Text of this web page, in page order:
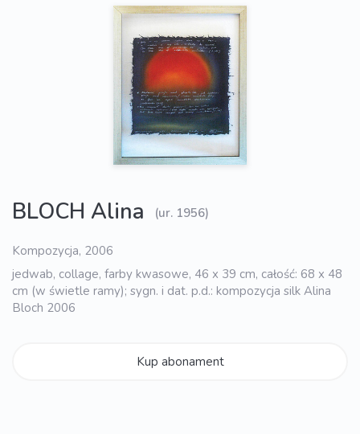
BLOCH Alina (ur. 1956)
Kompozycja, 2006
jedwab, collage, farby kwasowe, 46 x 39 cm, całość: 68 x 48
cm (w świetle ramy); sygn. i dat. p.d.: kompozycja silk Alina
Bloch 2006
Kup abonament